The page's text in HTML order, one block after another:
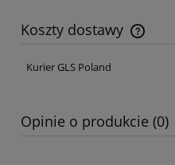
Koszty dostawy
Cena nie zawiera
Kurier GLS Poland
Opinie o produkcie (0)